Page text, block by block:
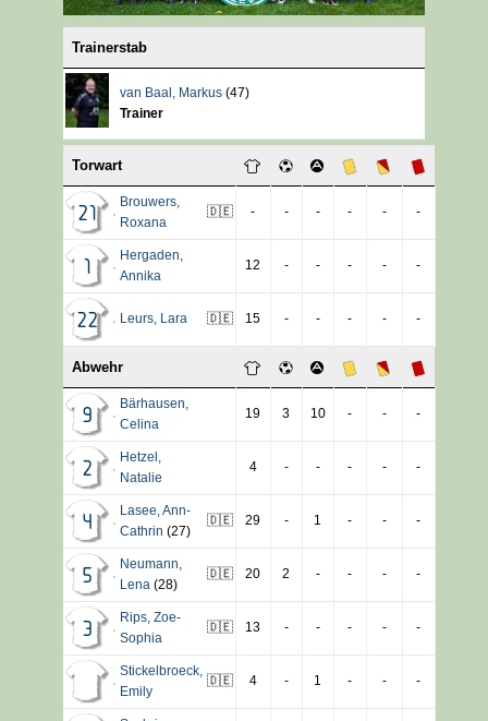
Trainerstab
van Baal , Markus (47)
Trainer
Torwart
21
Brouwers,
Roxana
🇩🇪 - - - - - -
1
Hergaden,
Annika
12 - - - - -
22 Leurs, Lara 🇩🇪 15 - - - - -
Abwehr
9
Bärhausen,
Celina
19 3 10 - - -
2
Hetzel ,
Natalie
4 - - - - -
4
Lasee,Ann-
Cathrin (27)
🇩🇪 29 - 1 - - -
5
Neumann,
Lena (28)
🇩🇪 20 2 - - - -
3
Rips, Zoe-
Sophia
🇩🇪 13 - - - - -
Stickelbroeck,
Emily
🇩🇪 4 - 1 - - -